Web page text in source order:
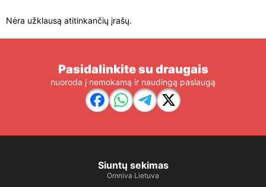
Nėra užklausą atitinkančių įrašų.
Pasidalinkite su draugais
nuoroda į nemokamą ir naudingą paslaugą
Siuntų sekimas
Omniva Lietuva